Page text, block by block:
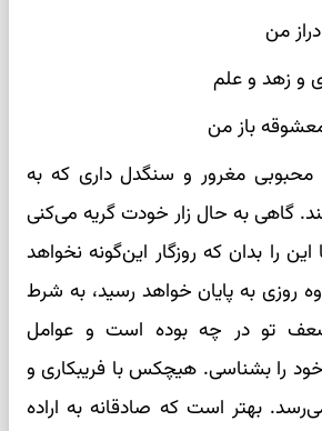
من
و زهد و علم
باز من
محبوبی مغرور و سنگدل داری که به
گاهی به حال زار خودت گریه می‌کنی
را بدان که روزگار این‌گونه نخواهد
روزی به پایان خواهد رسید، به شرط
ضعف تو در چه بوده است و عوامل
را بشناسی. هیچکس با فریبکاری و
بهتر است که صادقانه به اراده